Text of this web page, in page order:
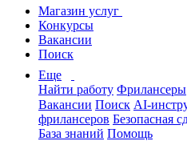
Магазин услуг
Конкурсы
Вакансии
Поиск
Еще
Найти работу Фрилансеры
Вакансии Поиск AI-
фрилансеров Безопасная
База знаний Помощь